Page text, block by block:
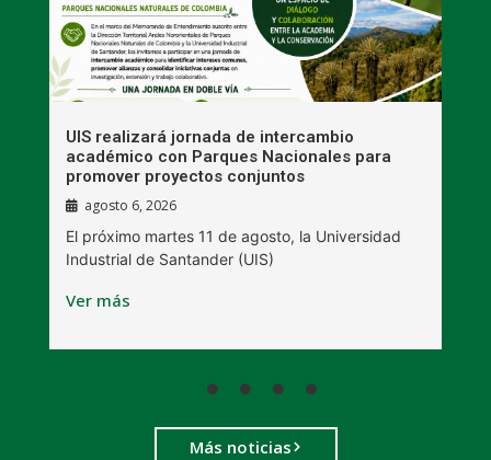
UIS realizará jornada de intercambio
académico con Parques Nacionales para
promover proyectos conjuntos
agosto 6, 2026
El próximo martes 11 de agosto, la Universidad
Industrial de Santander (UIS)
Ver más
Más noticias